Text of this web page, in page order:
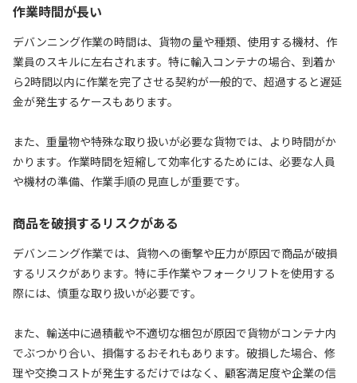
作業時間が長い
デバンニング作業の時間は、貨物の量や種類、使用する機材、作
業員のスキルに左右されます。特に輸入コンテナの場合、到着か
ら2時間以内に作業を完了させる契約が一般的で、超過すると遅延
金が発生するケースもあります。
また、重量物や特殊な取り扱いが必要な貨物では、より時間がか
かります。作業時間を短縮して効率化するためには、必要な人員
や機材の準備、作業手順の見直しが重要です。
商品を破損するリスクがある
デバンニング作業では、貨物への衝撃や圧力が原因で商品が破損
するリスクがあります。特に手作業やフォークリフトを使用する
際には、慎重な取り扱いが必要です。
また、輸送中に過積載や不適切な梱包が原因で貨物がコンテナ内
でぶつかり合い、損傷するおそれもあります。破損した場合、修
理や交換コストが発生するだけではなく、顧客満足度や企業の信